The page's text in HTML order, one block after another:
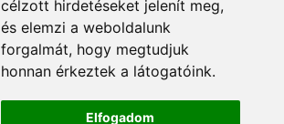
célzott hirdetéseket jelenít meg,
és elemzi a weboldalunk
forgalmát, hogy megtudjuk
honnan érkeztek a látogatóink.
Elfogadom
Á.SZ.F.